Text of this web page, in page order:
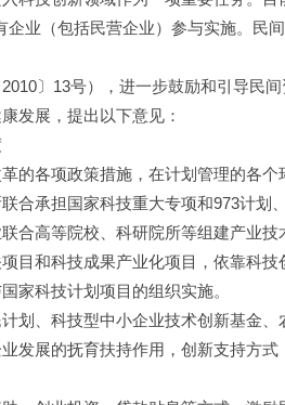
业（包括民营企业）参与实施。民
〕13号），进一步鼓励和引导民间
发展，提出以下意见：
的各项政策措施，在计划管理的各个
合承担国家科技重大专项和973计划
合高等院校、科研院所等组建产业技
目和科技成果产业化项目，依靠科技
家科技计划项目的组织实施。
划、科技型中小企业技术创新基金、
发展的抚育扶持作用，创新支持方式